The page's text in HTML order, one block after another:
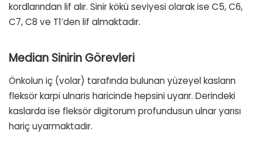
kordlarından lif alır. Sinir kökü seviyesi olarak ise C5, C6,
C7, C8 ve T1’den lif almaktadır.
Median Sinirin Görevleri
Önkolun iç (volar) tarafında bulunan yüzeyel kasların
fleksör karpi ulnaris haricinde hepsini uyarır. Derindeki
kaslarda ise fleksör digitorum profundusun ulnar yarısı
hariç uyarmaktadır.